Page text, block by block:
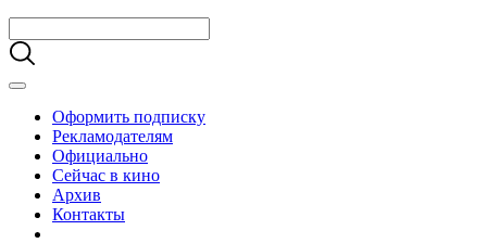
Оформить подписку
Рекламодателям
Официально
Сейчас в кино
Архив
Контакты